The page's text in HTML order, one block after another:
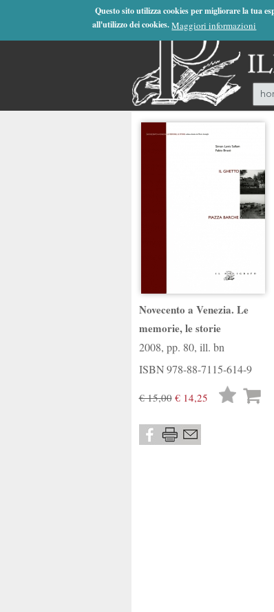
Questo sito utilizza cookies per migliorare la tua
all'utilizzo dei cookies. Maggiori informazioni
Novecento a Venezia. Le
memorie, le storie
2008, pp. 80, ill. bn
ISBN978-88-7115-614-9
€ 15,00€ 14,25
Lista